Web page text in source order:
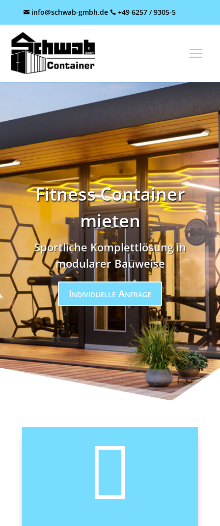
content
 info@schwab-gmbh.de +49 6257 / 9305-5
Fitness Container
mieten
Sportliche Komplettlösung in
modularer Bauweise
Individuelle Anfrage
